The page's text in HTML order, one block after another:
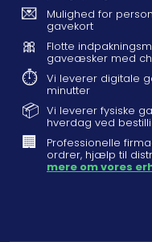
💌 Mulighed for
gavekort
🎀 Flotte
gaveæsker med
⏱️ Vi leverer digitale
minutter
📦 Vi leverer fysiske
hverdag ved
🏢 Professionelle
ordrer, hjælp til
mere om vores